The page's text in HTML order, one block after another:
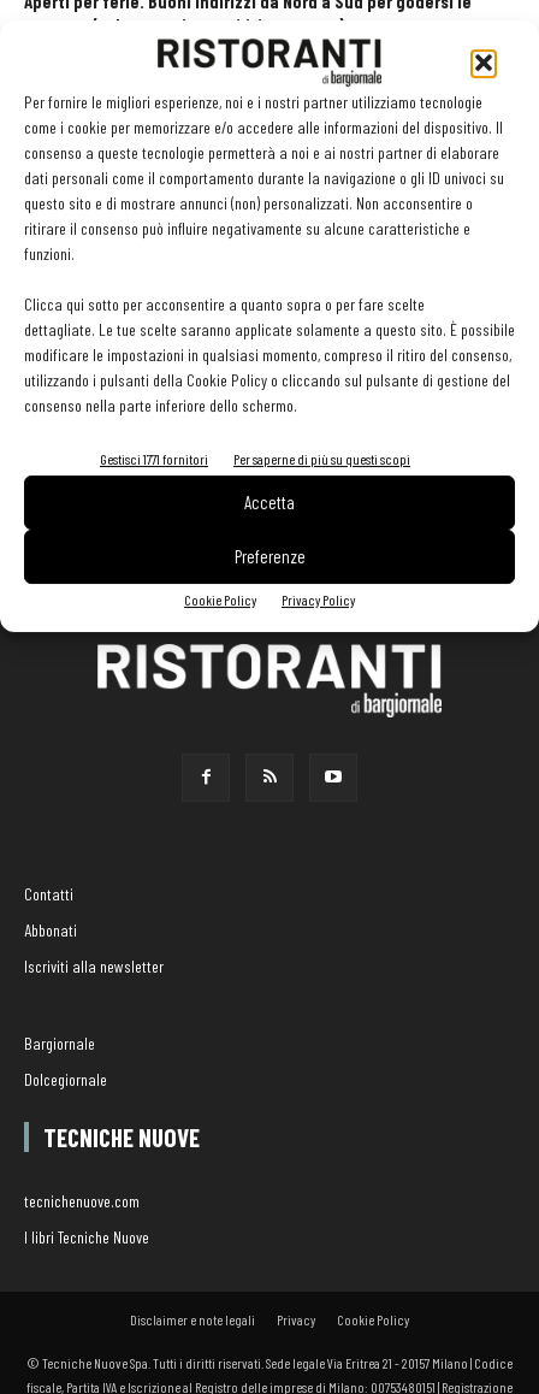
Per fornire le migliori esperienze, noi e i nostri partner utilizziamo tecnologie
come i cookie per memorizzare e/o accedere alle informazioni del dispositivo. Il
consenso a queste tecnologie permetterà a noi e ai nostri partner di elaborare
dati personali come il comportamento durante la navigazione o gli ID univoci su
questo sito e di mostrare annunci (non) personalizzati. Non acconsentire o
ritirare il consenso può influire negativamente su alcune caratteristiche e
funzioni.
Clicca qui sotto per acconsentire a quanto sopra o per fare scelte
dettagliate. Le tue scelte saranno applicate solamente a questo sito. È possibile
modificare le impostazioni in qualsiasi momento, compreso il ritiro del consenso,
utilizzando i pulsanti della Cookie Policy o cliccando sul pulsante di gestione del
consenso nella parte inferiore dello schermo.
Gestisci 1771 fornitori Per saperne di più su questi scopi
Accetta
Preferenze
Cookie Policy Privacy Policy
vacanze (o da scorprire se si è in vacanza)
Pos, compagni di gestione. Le ultime soluzioni delle aziende
8 Luglio 2026
EDICOLA WEB
Contatti
Abbonati
Iscriviti alla newsletter
Bargiornale
Dolcegiornale
TECNICHE NUOVE
tecnichenuove.com
I libri Tecniche Nuove
Disclaimer e note legali Privacy Cookie Policy
© Tecniche Nuove Spa. Tutti i diritti riservati. Sede legale Via Eritrea 21 - 20157 Milano | Codice
fiscale, Partita IVA e Iscrizione al Registro delle imprese di Milano: 00753480151 | Registrazione